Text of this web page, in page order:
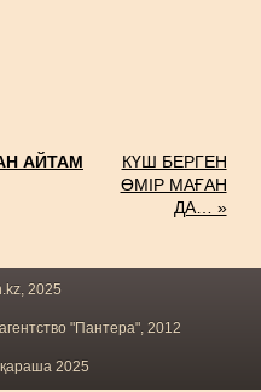
АЙТАМ
КҮШ БЕРГЕН
ӨМІР МАҒАН
ДА… »
2025
"Пантера", 2012
2025